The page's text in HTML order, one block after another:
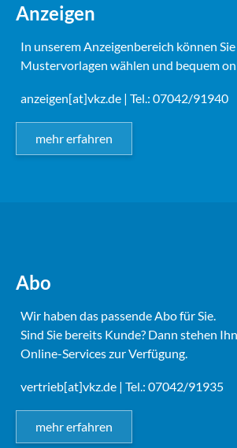
Anzeigen
In unserem Anzeigenbereich können
Mustervorlagen wählen und bequem
anzeigen[at]vkz.de | Tel.: 07042/91940
mehr erfahren
Abo
Wir haben das passende Abo für Sie.
Sind Sie bereits Kunde? Dann stehen
Online-Services zur Verfügung.
vertrieb[at]vkz.de | Tel.: 07042/91935
mehr erfahren